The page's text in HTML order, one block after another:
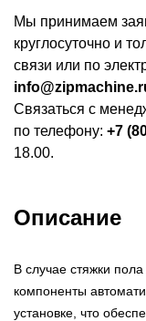
Мы принимаем
круглосуточно и
связи или по
Связаться с
по телефону: +7
18.00.
Описание
В случае стяжки
компоненты
установке, что